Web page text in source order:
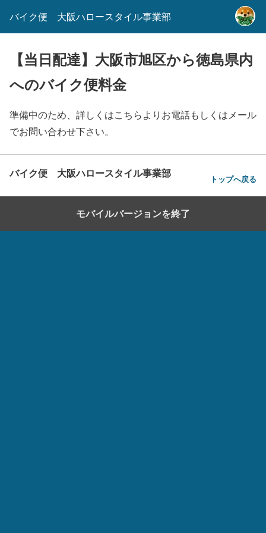
バイク便 大阪ハロースタイル事業部
【当日配達】大阪市旭区から徳島県内
へのバイク便料金
準備中のため、詳しくはこちらよりお電話もしくはメール
でお問い合わせ下さい。
バイク便 大阪ハロースタイル事業部 トップへ戻る
モバイルバージョンを終了